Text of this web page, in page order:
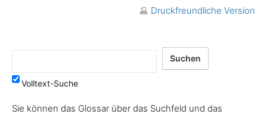
Druckfreundliche Version
Volltext-Suche
Sie können das Glossar über das Suchfeld und das